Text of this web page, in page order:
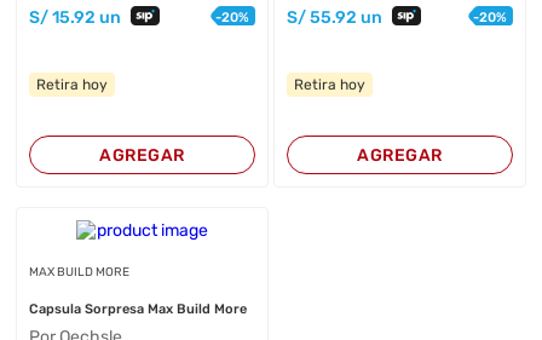
S/15.92 un -20%
Retira hoy
AGREGAR
S/55.92 un -20%
Retira hoy
AGREGAR
MAX BUILD MORE
Capsula Sorpresa Max Build More